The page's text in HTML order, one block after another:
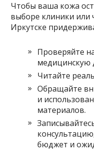
Чтобы ваша кожа
выборе клиники или
Иркутске
Проверяйте
медицинскую
Читайте
Обращайте
и
материалов.
бюджет и